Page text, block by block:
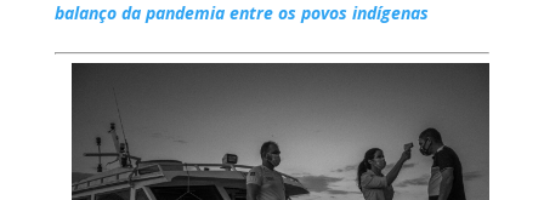
balanço da pandemia entre os povos indígenas